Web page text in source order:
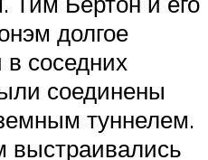
долгое
соседних
соединены
туннелем.
выстраивались